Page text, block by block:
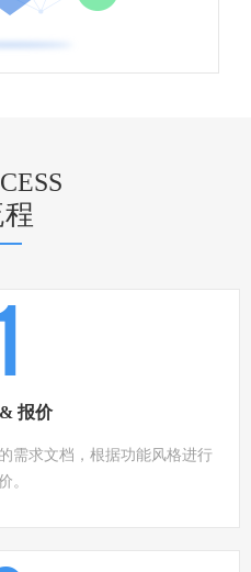
报价
需求文档，根据功能风格进行
。